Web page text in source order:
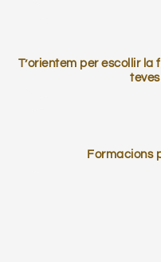
T’orientem per escollir la
Formacions